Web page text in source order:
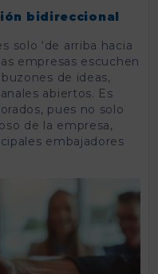
bidireccional
solo ‘de arriba hacia
empresas escuchen
de ideas,
abiertos. Es
pues no solo
de la empresa,
embajadores